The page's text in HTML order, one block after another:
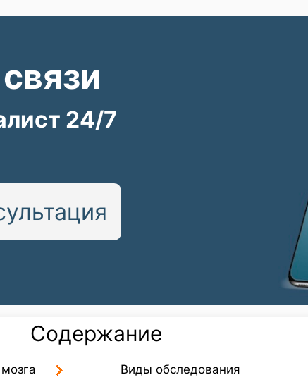
24/7
Содержание
Виды обследования